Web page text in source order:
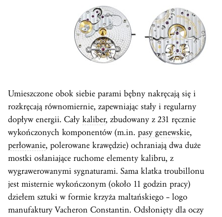
Umieszczone obok siebie parami bębny nakręcają się i
rozkręcają równomiernie, zapewniając stały i regularny
dopływ energii. Cały kaliber, zbudowany z 231 ręcznie
wykończonych komponentów (m.in. pasy genewskie,
perłowanie, polerowane krawędzie) ochraniają dwa duże
mostki osłaniające ruchome elementy kalibru, z
wygrawerowanymi sygnaturami. Sama klatka troubillonu
jest misternie wykończonym (około 11 godzin pracy)
dziełem sztuki w formie krzyża maltańskiego – logo
manufaktury Vacheron Constantin. Odsłonięty dla oczy